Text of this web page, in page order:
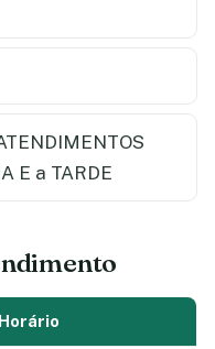
E a TARDE
Horário